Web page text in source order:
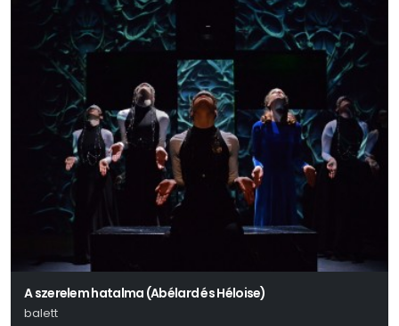
A szerelem hatalma (Abélard és Héloise)
balett